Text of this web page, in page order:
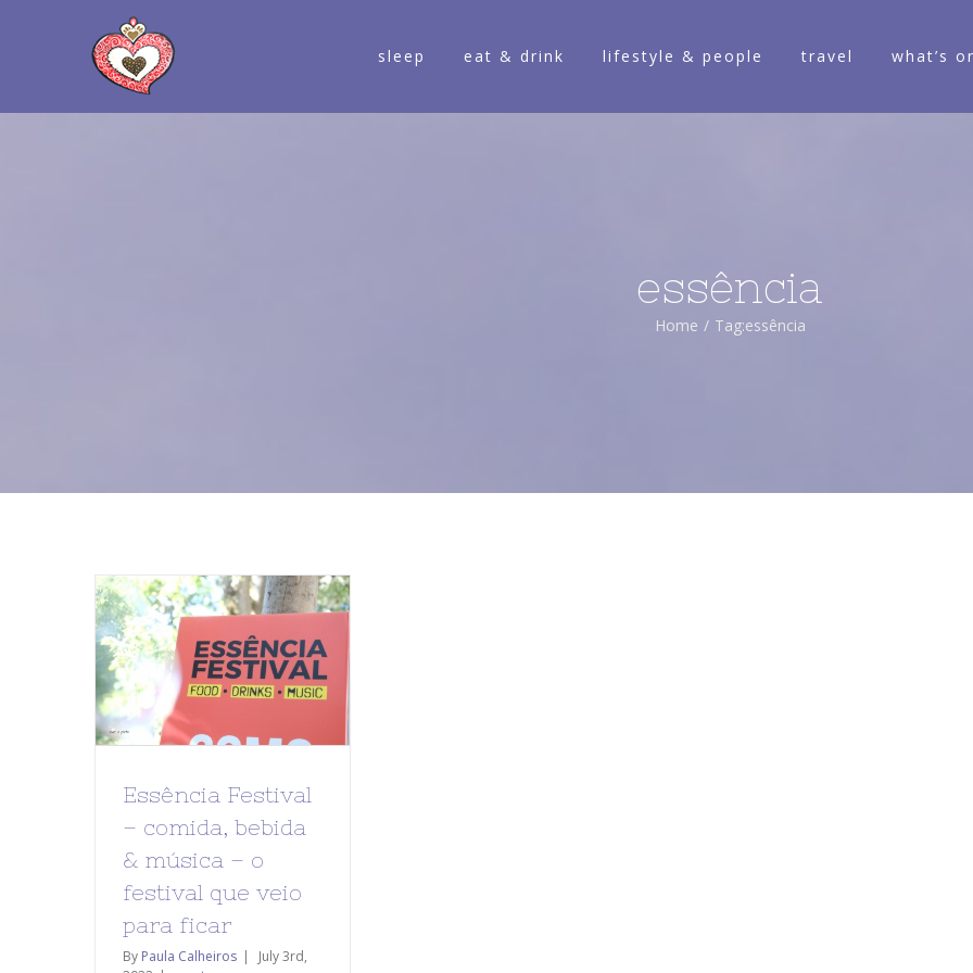
sleep eat & drink lifestyle & people travel what’s
essência
Home / Tag:essência
Essência Festival
– comida, bebida
& música – o
festival que veio
para ficar
By Paula Calheiros |
July 3rd,